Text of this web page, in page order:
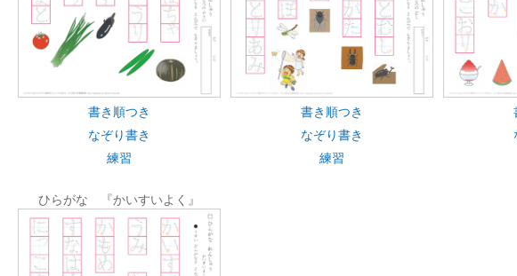
書き順つき
なぞり書き
練習
書き順つき
なぞり書き
練習
ひらがな 『かいすいよく』